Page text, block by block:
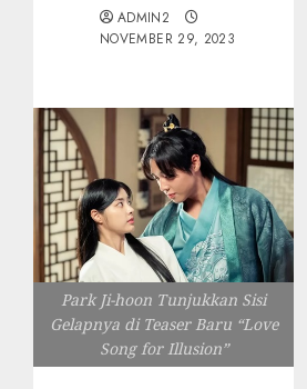
ADMIN2
NOVEMBER 29, 2023
Park Ji-hoon Tunjukkan Sisi
Gelapnya di Teaser Baru “Love
Song for Illusion”